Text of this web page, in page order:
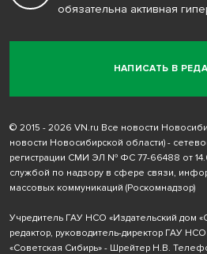
НАПИСАТЬ В
обязательна активная
© 2015 - 2026 VN.ru Все новости
новости Новосибирской области) -
регистрации СМИ ЭЛ № ФС 77-66488 от
службой по надзору в сфере связи,
массовых коммуникаций (Роскомнадзор)
Учредитель ГАУ НСО «Издательский дом
редактор, руководитель-директор ГАУ
«Советская Сибирь» - Шрейтер Н.В.